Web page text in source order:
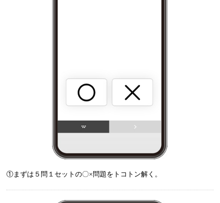
①まずは５問１セットの〇×問題をトコトン解く。